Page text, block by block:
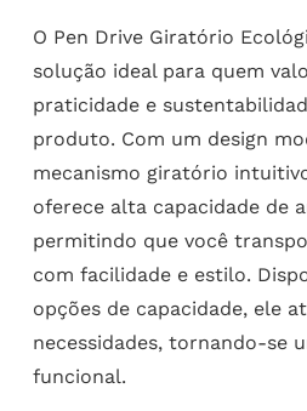
O Pen Drive Giratório
solução ideal para quem
praticidade e
produto. Com um design
mecanismo giratório
oferece alta capacidade de
permitindo que você
com facilidade e estilo.
opções de capacidade, ele
necessidades, tornando-se
funcional.